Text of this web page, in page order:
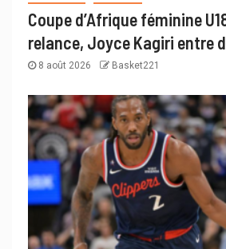
Coupe d’Afrique féminine
relance, Joyce Kagiri entre
8 août 2026 Basket221